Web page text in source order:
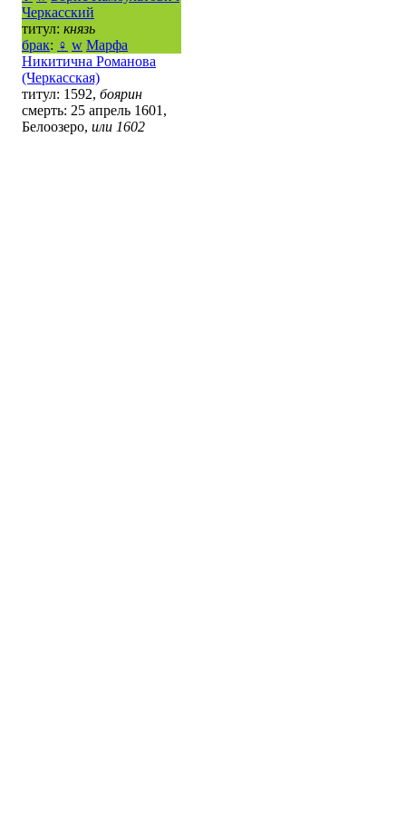
Черкасский
титул: князь
брак: ♀ w Марфа
Никитична Романова
(Черкасская)
титул: 1592, боярин
смерть: 25 апрель 1601,
Белоозеро, или 1602